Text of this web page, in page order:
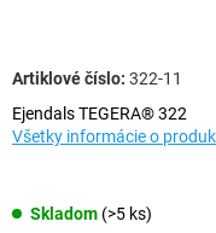
Skladom (>5 ks)
Ejendals TEGERA® 322
Všetky informácie o
322-11